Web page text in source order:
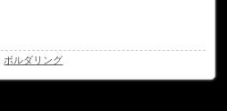
ボルダリング